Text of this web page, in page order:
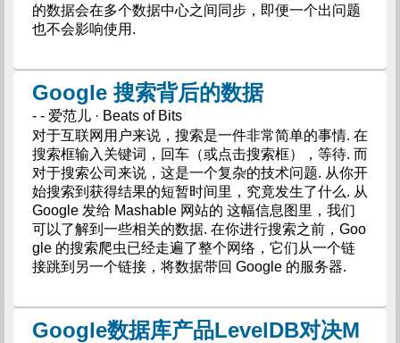
的数据会在多个数据中心之间同步，即便一个出问题
也不会影响使用.
Google 搜索背后的数据
- - 爱范儿 · Beats of Bits
对于互联网用户来说，搜索是一件非常简单的事情. 在
搜索框输入关键词，回车（或点击搜索框），等待. 而
对于搜索公司来说，这是一个复杂的技术问题. 从你开
始搜索到获得结果的短暂时间里，究竟发生了什么. 从
Google 发给 Mashable 网站的 这幅信息图里，我们
可以了解到一些相关的数据. 在你进行搜索之前，Goo
gle 的搜索爬虫已经走遍了整个网络，它们从一个链
接跳到另一个链接，将数据带回 Google 的服务器.
Google数据库产品LevelDB对决M